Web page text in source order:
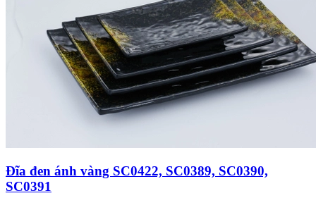
Đĩa đen ánh vàng SC0422, SC0389, SC0390,
SC0391